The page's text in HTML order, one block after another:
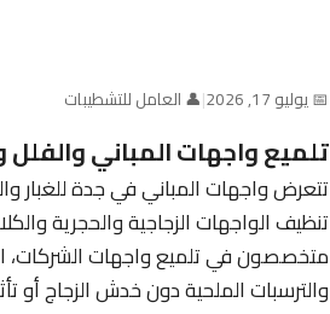
📅 يوليو 17, 2026 |👤 العامل للتشطيبات
تلميع واجهات المباني
تتعرض واجهات المباني في جدة للغبار
تنظيف الواجهات الزجاجية والحجرية
متخصصون في تلميع واجهات الشركات،
والترسبات الملحية دون خدش الزجاج أو